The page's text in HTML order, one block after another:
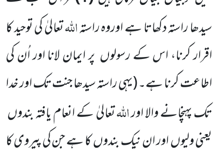
سیدھا راستہ دکھاتا ہے اوروہ راستہاللّٰہتعالیٰ کی توحید کا
اقرار کرنا، اس کے رسولوں پر ایمان لانا اور اُن کی
اطاعت کرنا ہے۔ (یہی راستہ سیدھا جنت تک اور خدا
تک پہنچانے والا اوراللّٰہتعالیٰ کے انعام یافتہ بندوں
یعنی ولیوں اور ان نیک بندوں کا ہے جن کی پیروی کا